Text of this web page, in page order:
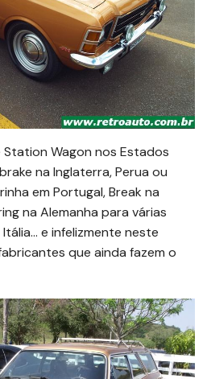
Wagon nos Estados
na Inglaterra, Perua ou
em Portugal, Break na
na Alemanha para várias
e infelizmente neste
que ainda fazem o